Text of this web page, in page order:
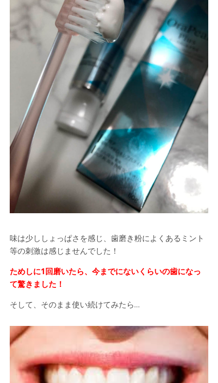
味は少ししょっぱさを感じ、歯磨き粉によくあるミント
等の刺激は感じませんでした！
ためしに1回磨いたら、今までにないくらいの歯になっ
て驚きました！
そして、そのまま使い続けてみたら…